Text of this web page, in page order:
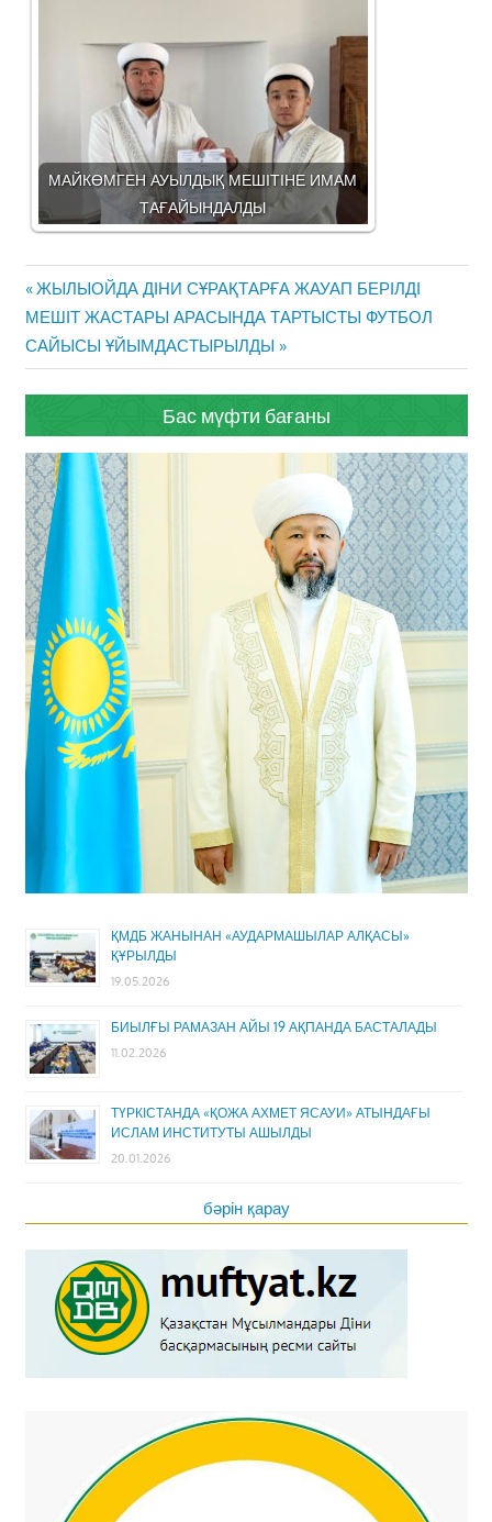
МАЙКӨМГЕН АУЫЛДЫҚ МЕШІТІНЕ ИМАМ
ТАҒАЙЫНДАЛДЫ
Жазба
навигациясы
Previous
Post:
ЖЫЛЫОЙДА ДІНИ СҰРАҚТАРҒА ЖАУАП БЕРІЛДІ
Next
Post:
МЕШІТ ЖАСТАРЫ АРАСЫНДА ТАРТЫСТЫ ФУТБОЛ
САЙЫСЫ ҰЙЫМДАСТЫРЫЛДЫ
Бас мүфти бағаны
ҚМДБ ЖАНЫНАН «АУДАРМАШЫЛАР АЛҚАСЫ»
ҚҰРЫЛДЫ
19.05.2026
БИЫЛҒЫ РАМАЗАН АЙЫ 19 АҚПАНДА БАСТАЛАДЫ
11.02.2026
ТҮРКІСТАНДА «ҚОЖА АХМЕТ ЯСАУИ» АТЫНДАҒЫ
ИСЛАМ ИНСТИТУТЫ АШЫЛДЫ
20.01.2026
бәрін қарау